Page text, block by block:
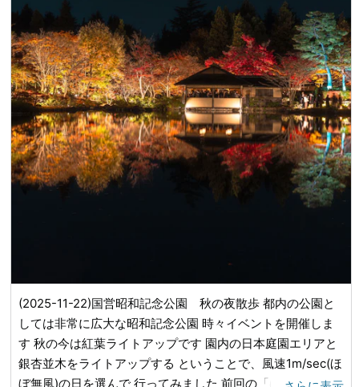
(2025-11-22)国営昭和記念公園 秋の夜散歩 都内の公園と
しては非常に広大な昭和記念公園 時々イベントを開催しま
す 秋の今は紅葉ライトアップです 園内の日本庭園エリアと
銀杏並木をライトアップする ということで、風速1m/sec(ほ
ぼ無風)の日を選んで 行ってみました 前回の「ほしぞら散